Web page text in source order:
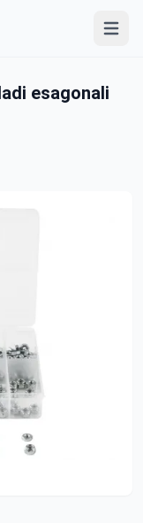
esagonali